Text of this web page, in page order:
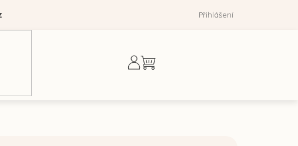
Přihlášení
Nákupní